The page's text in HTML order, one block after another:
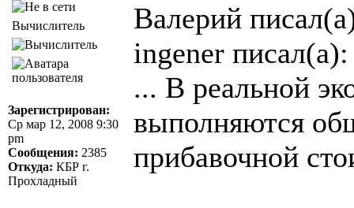
Вычислитель
Зарегистрирован:
Ср мар 12, 2008 9:30
pm
Сообщения: 2385
Откуда: КБР г.
Прохладный
Валерий
ingener писал(а):
... В реальной
выполняются
прибавочной